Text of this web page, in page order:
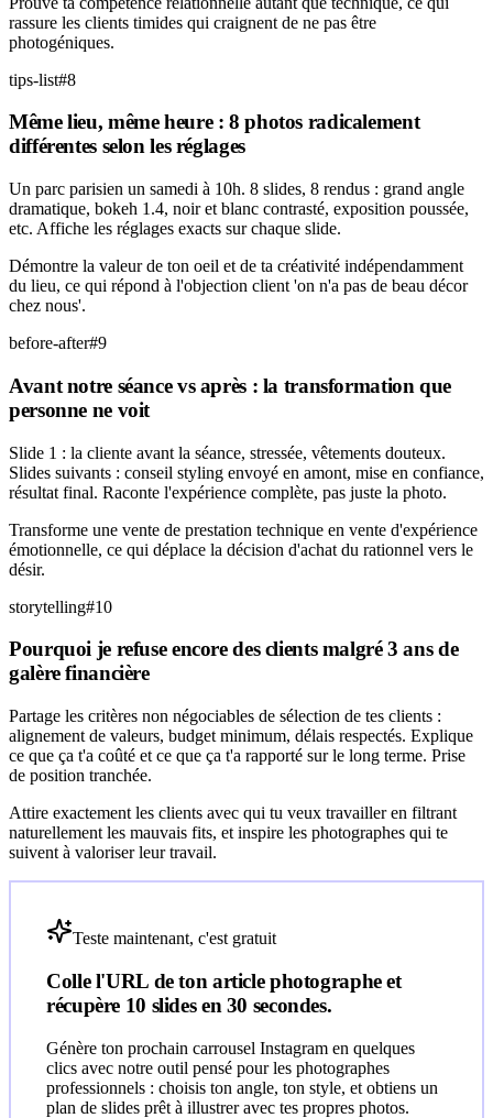
rassure les clients timides qui craignent de ne pas être
photogéniques.
tips-list#8
Même lieu, même heure : 8 photos radicalement
différentes selon les réglages
Un parc parisien un samedi à 10h. 8 slides, 8 rendus : grand angle
dramatique, bokeh 1.4, noir et blanc contrasté, exposition poussée,
etc. Affiche les réglages exacts sur chaque slide.
Démontre la valeur de ton oeil et de ta créativité indépendamment
du lieu, ce qui répond à l'objection client 'on n'a pas de beau décor
chez nous'.
before-after#9
Avant notre séance vs après : la transformation que
personne ne voit
Slide 1 : la cliente avant la séance, stressée, vêtements douteux.
Slides suivants : conseil styling envoyé en amont, mise en confiance,
résultat final. Raconte l'expérience complète, pas juste la photo.
Transforme une vente de prestation technique en vente d'expérience
émotionnelle, ce qui déplace la décision d'achat du rationnel vers le
désir.
storytelling#10
Pourquoi je refuse encore des clients malgré 3 ans de
galère financière
Partage les critères non négociables de sélection de tes clients :
alignement de valeurs, budget minimum, délais respectés. Explique
ce que ça t'a coûté et ce que ça t'a rapporté sur le long terme. Prise
de position tranchée.
Attire exactement les clients avec qui tu veux travailler en filtrant
naturellement les mauvais fits, et inspire les photographes qui te
suivent à valoriser leur travail.
Teste maintenant, c'est gratuit
Colle l'URL de ton articlephotographeet
récupère 10 slides en 30 secondes.
Génère ton prochain carrousel Instagram en quelques
clics avec notre outil pensé pour les photographes
professionnels : choisis ton angle, ton style, et obtiens un
plan de slides prêt à illustrer avec tes propres photos.